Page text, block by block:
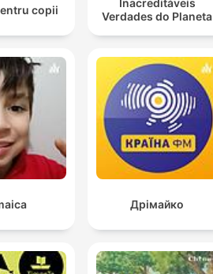
copii
Inacreditáveis
Verdades do Planeta
Дрімайко